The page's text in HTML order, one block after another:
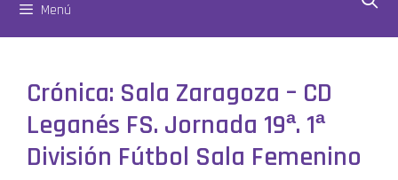
Menú
Crónica: Sala Zaragoza – CD
Leganés FS. Jornada 19ª. 1ª
División Fútbol Sala Femenino